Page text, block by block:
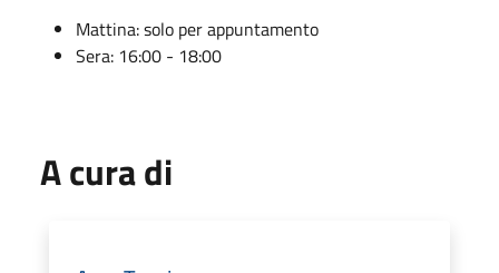
Mattina: solo per appuntamento
Sera: 16:00 - 18:00
A cura di